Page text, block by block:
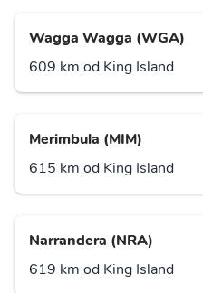
Wagga Wagga (WGA)
609 km od King Island
Merimbula (MIM)
615 km od King Island
Narrandera (NRA)
619 km od King Island